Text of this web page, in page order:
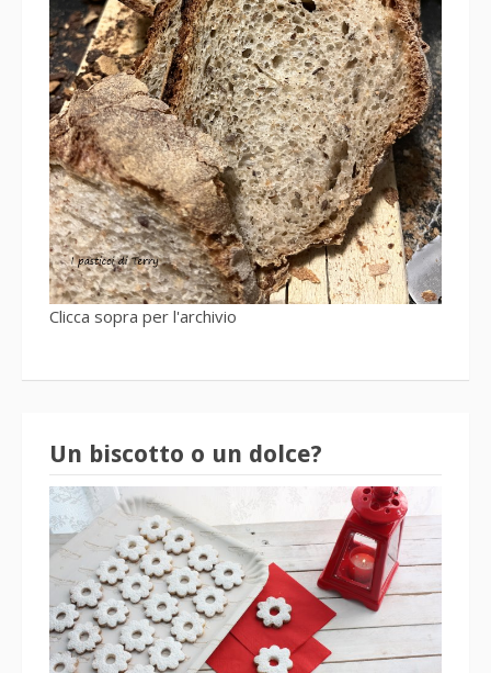
Clicca sopra per l'archivio
Un biscotto o un dolce?